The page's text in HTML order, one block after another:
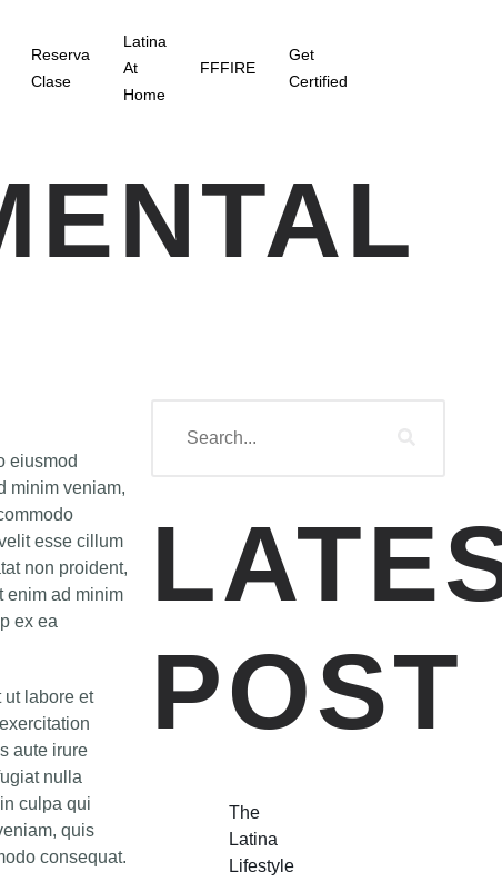
Reserva
Clase
Latina
At
Home
FFFIRE
Get
Certified
eiusmod
minim veniam,
esse cillum
non proident,
enim ad minim
ex ea
labore et
aute irure
nulla
culpa qui
quis
consequat.
POST
The
Latina
Lifestyle